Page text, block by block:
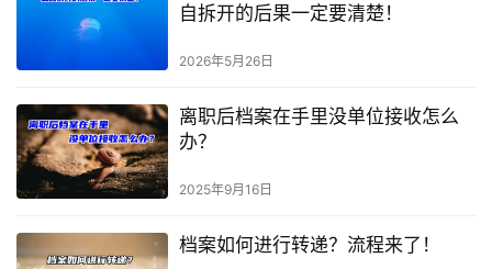
自拆开的后果一定要清楚！
2026年5月26日
离职后档案在手里没单位接收怎么
办？
2025年9月16日
档案如何进行转递？流程来了！